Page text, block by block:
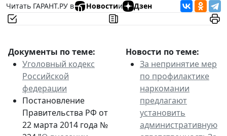
Читать ГАРАНТ.РУ в
Новостии Дзен
Документы по теме:
Новости по теме:
Уголовный кодекс
Российской
федерации
Постановление
Правительства РФ от
22 марта 2014 года №
За непринятие мер
по профилактике
наркомании
предлагают
установить
административную